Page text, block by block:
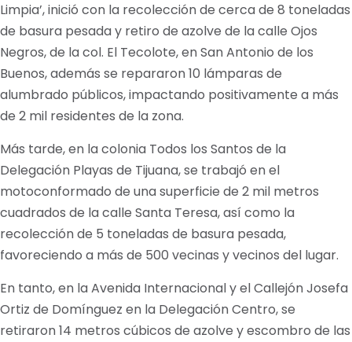
Limpia’, inició con la recolección de cerca de 8 toneladas
de basura pesada y retiro de azolve de la calle Ojos
Negros, de la col. El Tecolote, en San Antonio de los
Buenos, además se repararon 10 lámparas de
alumbrado públicos, impactando positivamente a más
de 2 mil residentes de la zona.
Más tarde, en la colonia Todos los Santos de la
Delegación Playas de Tijuana, se trabajó en el
motoconformado de una superficie de 2 mil metros
cuadrados de la calle Santa Teresa, así como la
recolección de 5 toneladas de basura pesada,
favoreciendo a más de 500 vecinas y vecinos del lugar.
En tanto, en la Avenida Internacional y el Callejón Josefa
Ortiz de Domínguez en la Delegación Centro, se
retiraron 14 metros cúbicos de azolve y escombro de las